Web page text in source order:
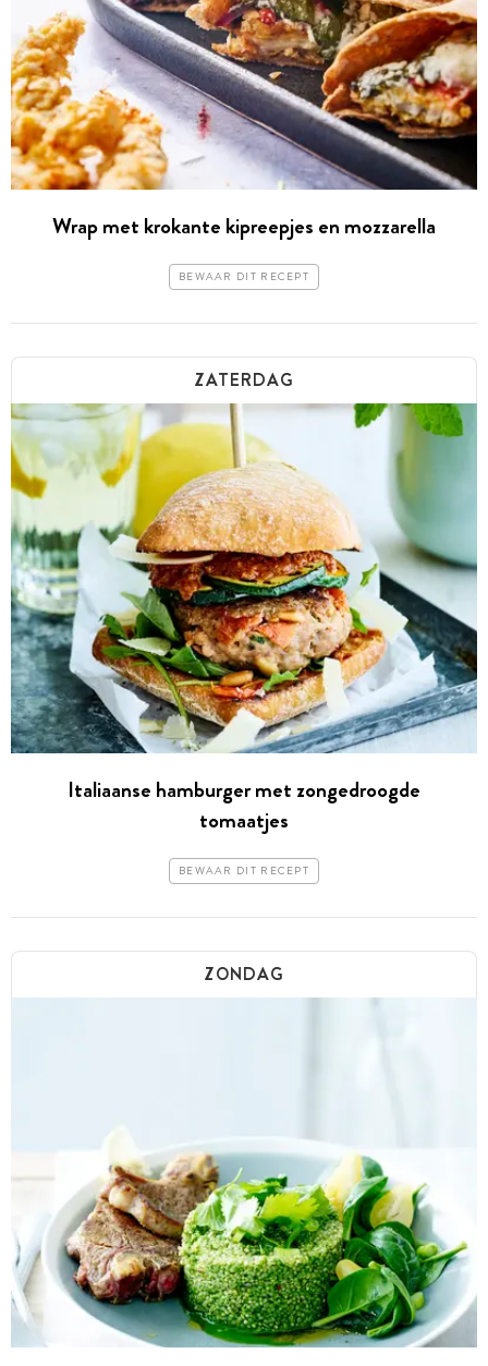
Wrap met krokante kipreepjes en mozzarella
BEWAAR DIT RECEPT
ZATERDAG
Italiaanse hamburger met zongedroogde
tomaatjes
BEWAAR DIT RECEPT
ZONDAG